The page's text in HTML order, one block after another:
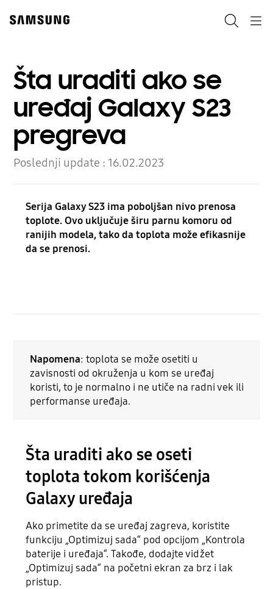
content
Šta uraditi ako se
uređaj Galaxy S23
pregreva
Poslednji update : 16.02.2023
Serija Galaxy S23 ima poboljšan nivo prenosa
toplote. Ovo uključuje širu parnu komoru od
ranijih modela, tako da toplota može efikasnije
da se prenosi.
Napomena: toplota se može osetiti u
zavisnosti od okruženja u kom se uređaj
koristi, to je normalno i ne utiče na radni vek ili
performanse uređaja.
Šta uraditi ako se oseti
toplota tokom korišćenja
Galaxy uređaja
Ako primetite da se uređaj zagreva, koristite
funkciju „Optimizuj sada“ pod opcijom „Kontrola
baterije i uređaja“. Takođe, dodajte vidžet
„Optimizuj sada“ na početni ekran za brz i lak
pristup.